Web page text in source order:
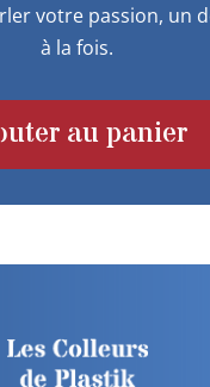
votre passion, un
à la fois.
au panier